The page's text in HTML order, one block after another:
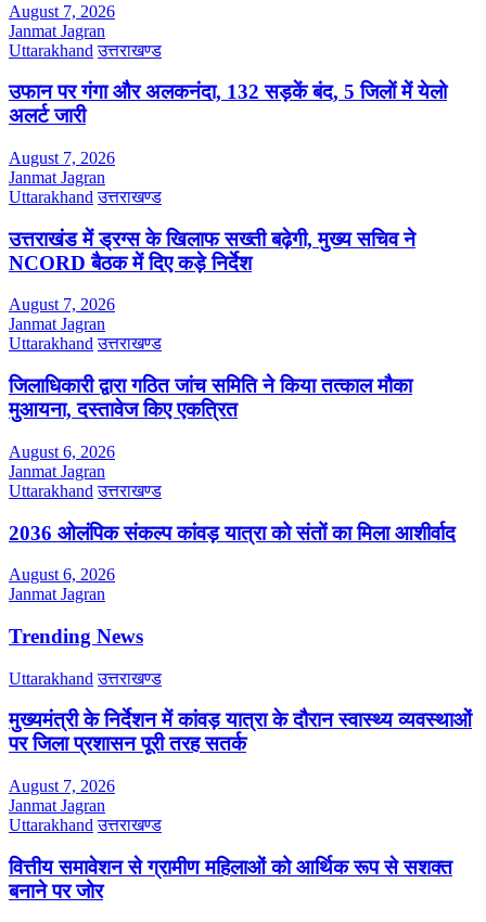
August 7, 2026
Janmat Jagran
Uttarakhand उत्तराखण्ड
उफान पर गंगा और अलकनंदा, 132 सड़कें बंद, 5 जिलों में येलो
अलर्ट जारी
August 7, 2026
Janmat Jagran
Uttarakhand उत्तराखण्ड
उत्तराखंड में ड्रग्स के खिलाफ सख्ती बढ़ेगी, मुख्य सचिव ने
NCORD बैठक में दिए कड़े निर्देश
August 7, 2026
Janmat Jagran
Uttarakhand उत्तराखण्ड
जिलाधिकारी द्वारा गठित जांच समिति ने किया तत्काल मौका
मुआयना, दस्तावेज किए एकत्रित
August 6, 2026
Janmat Jagran
Uttarakhand उत्तराखण्ड
2036 ओलंपिक संकल्प कांवड़ यात्रा को संतों का मिला आशीर्वाद
August 6, 2026
Janmat Jagran
Trending News
Uttarakhand उत्तराखण्ड
मुख्यमंत्री के निर्देशन में कांवड़ यात्रा के दौरान स्वास्थ्य व्यवस्थाओं
पर जिला प्रशासन पूरी तरह सतर्क
August 7, 2026
Janmat Jagran
Uttarakhand उत्तराखण्ड
वित्तीय समावेशन से ग्रामीण महिलाओं को आर्थिक रूप से सशक्त
बनाने पर जोर